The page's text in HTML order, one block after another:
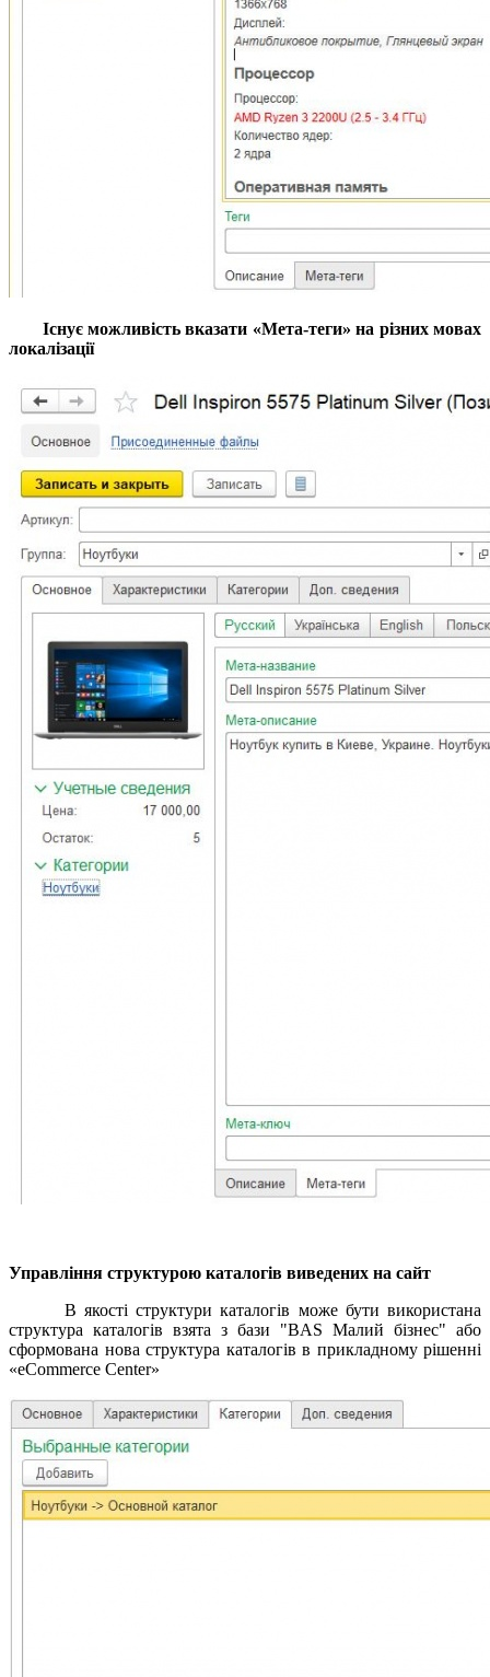
Існує можливість вказати «Мета-теги» на різних мовах
локалізації
Управління структурою каталогів виведених на сайт
В якості структури каталогів може бути використана
структура каталогів взята з бази "BAS Малий бізнес" або
сформована нова структура каталогів в прикладному рішенні
«eCommerce Center»